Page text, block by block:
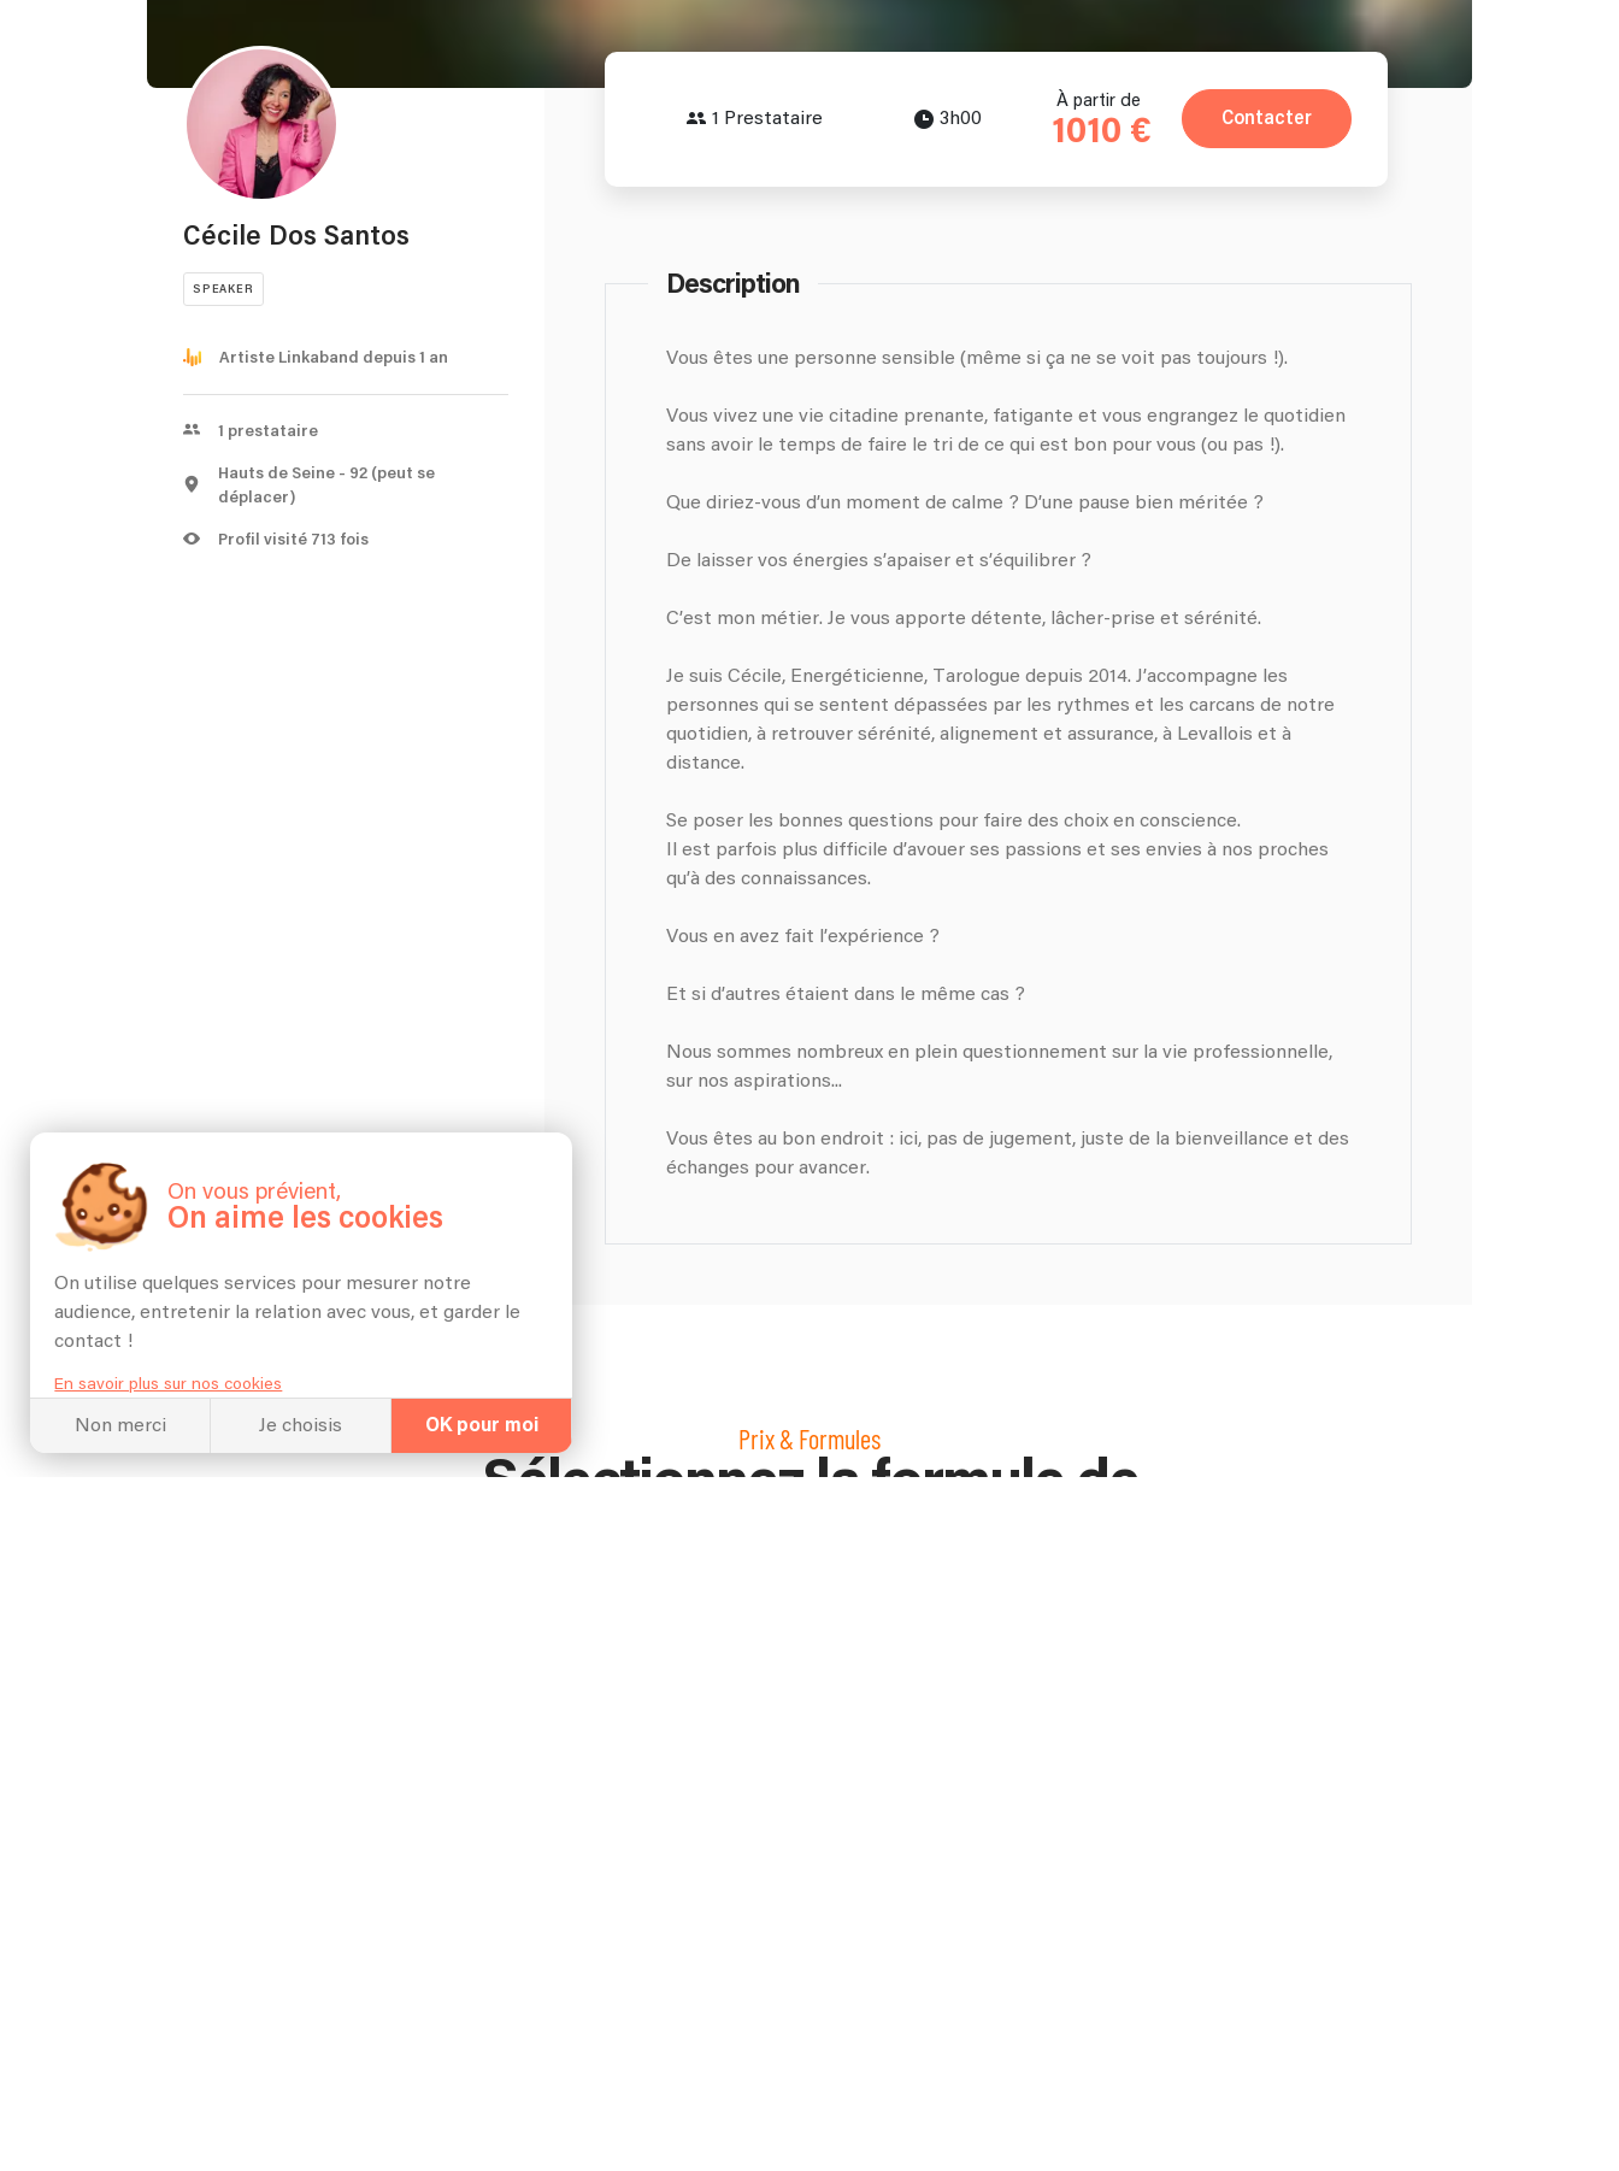
Cécile Dos Santos
SPEAKER
Artiste Linkaband depuis 1 an
1 prestataire
Hauts de Seine - 92 (peut se
déplacer)
Profil visité 713 fois
1 Prestataire 3h00
À partir de
1010 € Contacter
Description
Vous êtes une personne sensible (même si ça ne se voit pas toujours !).
Vous vivez une vie citadine prenante, fatigante et vous engrangez le quotidien
sans avoir le temps de faire le tri de ce qui est bon pour vous (ou pas !).
Que diriez-vous d’un moment de calme ? D’une pause bien méritée ?
De laisser vos énergies s’apaiser et s’équilibrer ?
C’est mon métier. Je vous apporte détente, lâcher-prise et sérénité.
Je suis Cécile, Energéticienne, Tarologue depuis 2014. J’accompagne les
personnes qui se sentent dépassées par les rythmes et les carcans de notre
quotidien, à retrouver sérénité, alignement et assurance, à Levallois et à
distance.
Se poser les bonnes questions pour faire des choix en conscience.
Il est parfois plus difficile d’avouer ses passions et ses envies à nos proches
qu’à des connaissances.
Vous en avez fait l’expérience ?
Et si d’autres étaient dans le même cas ?
Nous sommes nombreux en plein questionnement sur la vie professionnelle,
sur nos aspirations...
​Vous êtes au bon endroit : ici, pas de jugement, juste de la bienveillance et des
échanges pour avancer.
Prix & Formules
Sélectionnez la formule de
On vous prévient,
On aime les cookies
On utilise quelques services pour mesurer notre
audience, entretenir la relation avec vous, et garder le
contact !
En savoir plus sur nos cookies
Non merci Je choisis OK pour moi